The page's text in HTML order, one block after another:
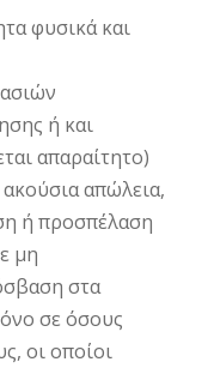
φυσικά και
ή και
απαραίτητο)
απώλεια,
ή προσπέλαση
μη
στα
σε όσους
οι οποίοι